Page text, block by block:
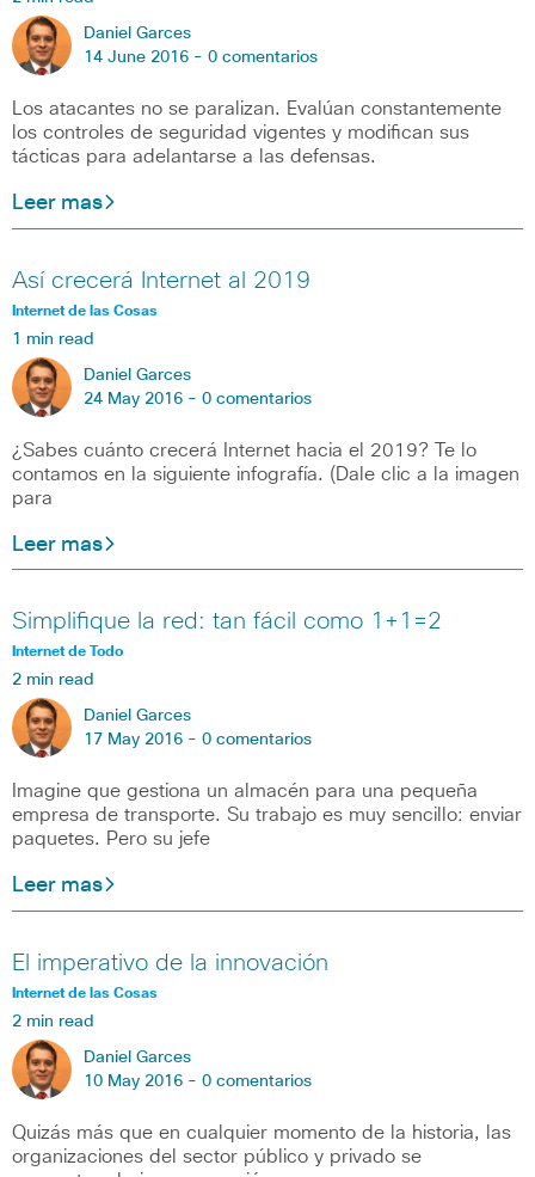
Daniel Garces
14 June 2016 - 0 comentarios
Los atacantes no se paralizan. Evalúan constantemente
los controles de seguridad vigentes y modifican sus
tácticas para adelantarse a las defensas.
Leer mas
Así crecerá Internet al 2019
Internet de las Cosas
1 min read
Daniel Garces
24 May 2016 - 0 comentarios
¿Sabes cuánto crecerá Internet hacia el 2019? Te lo
contamos en la siguiente infografía. (Dale clic a la imagen
para
Leer mas
Simplifique la red: tan fácil como 1+1=2
Internet de Todo
2 min read
Daniel Garces
17 May 2016 - 0 comentarios
Imagine que gestiona un almacén para una pequeña
empresa de transporte. Su trabajo es muy sencillo: enviar
paquetes. Pero su jefe
Leer mas
El imperativo de la innovación
Internet de las Cosas
2 min read
Daniel Garces
10 May 2016 - 0 comentarios
Quizás más que en cualquier momento de la historia, las
organizaciones del sector público y privado se